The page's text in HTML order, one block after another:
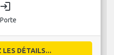
login
LES DÉTAILS...